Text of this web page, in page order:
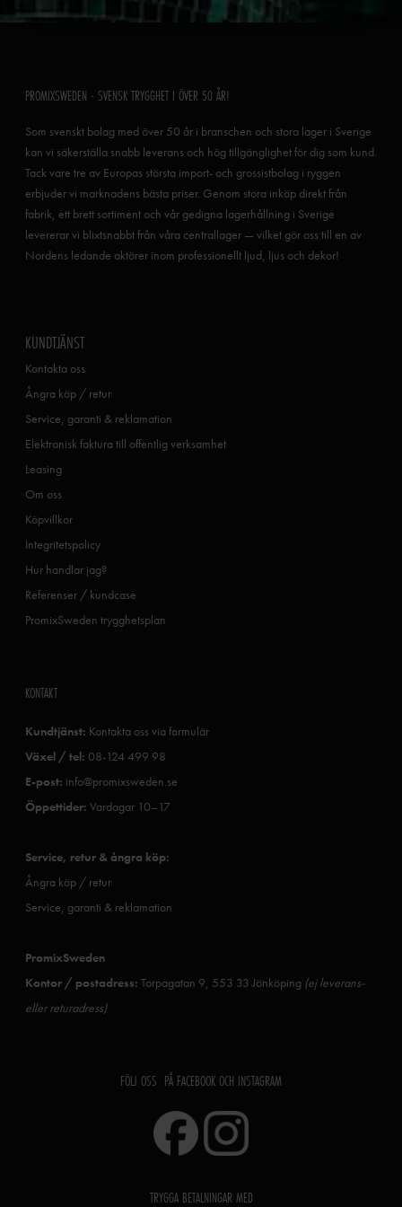
PROMIXSWEDEN - SVENSK TRYGGHET I ÖVER 50 ÅR!
Som svenskt bolag med över 50 år i branschen och stora lager i Sverige
kan vi säkerställa snabb leverans och hög tillgänglighet för dig som kund.
Tack vare tre av Europas största import- och grossistbolag i ryggen
erbjuder vi marknadens bästa priser. Genom stora inköp direkt från
fabrik, ett brett sortiment och vår gedigna lagerhållning i Sverige
levererar vi blixtsnabbt från våra centrallager — vilket gör oss till en av
Nordens ledande aktörer inom professionellt ljud, ljus och dekor!
KUNDTJÄNST
Kontakta oss
Ångra köp / retur
Service, garanti & reklamation
Elektronisk faktura till offentlig verksamhet
Leasing
Om oss
Köpvillkor
Integritetspolicy
Hur handlar jag?
Referenser / kundcase
PromixSweden trygghetsplan
KONTAKT
Kundtjänst: Kontakta oss via formulär
Växel / tel: 08-124 499 98
E-post: info@promixsweden.se
Öppettider: Vardagar 10–17
Service, retur & ångra köp:
Ångra köp / retur
Service, garanti & reklamation
PromixSweden
Kontor / postadress: Torpagatan 9, 553 33 Jönköping (ej leverans-
eller returadress)
FÖLJ OSS PÅ FACEBOOK OCH INSTAGRAM
TRYGGA BETALNINGAR MED